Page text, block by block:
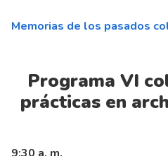
Memorias de los pasados
Programa VI
prácticas en